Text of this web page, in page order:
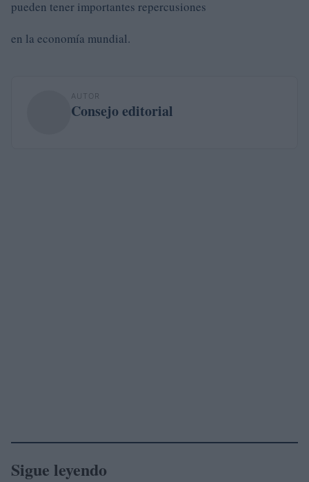
pueden tener importantes repercusiones
en la economía mundial.
AUTOR
Consejo editorial
Sigue leyendo